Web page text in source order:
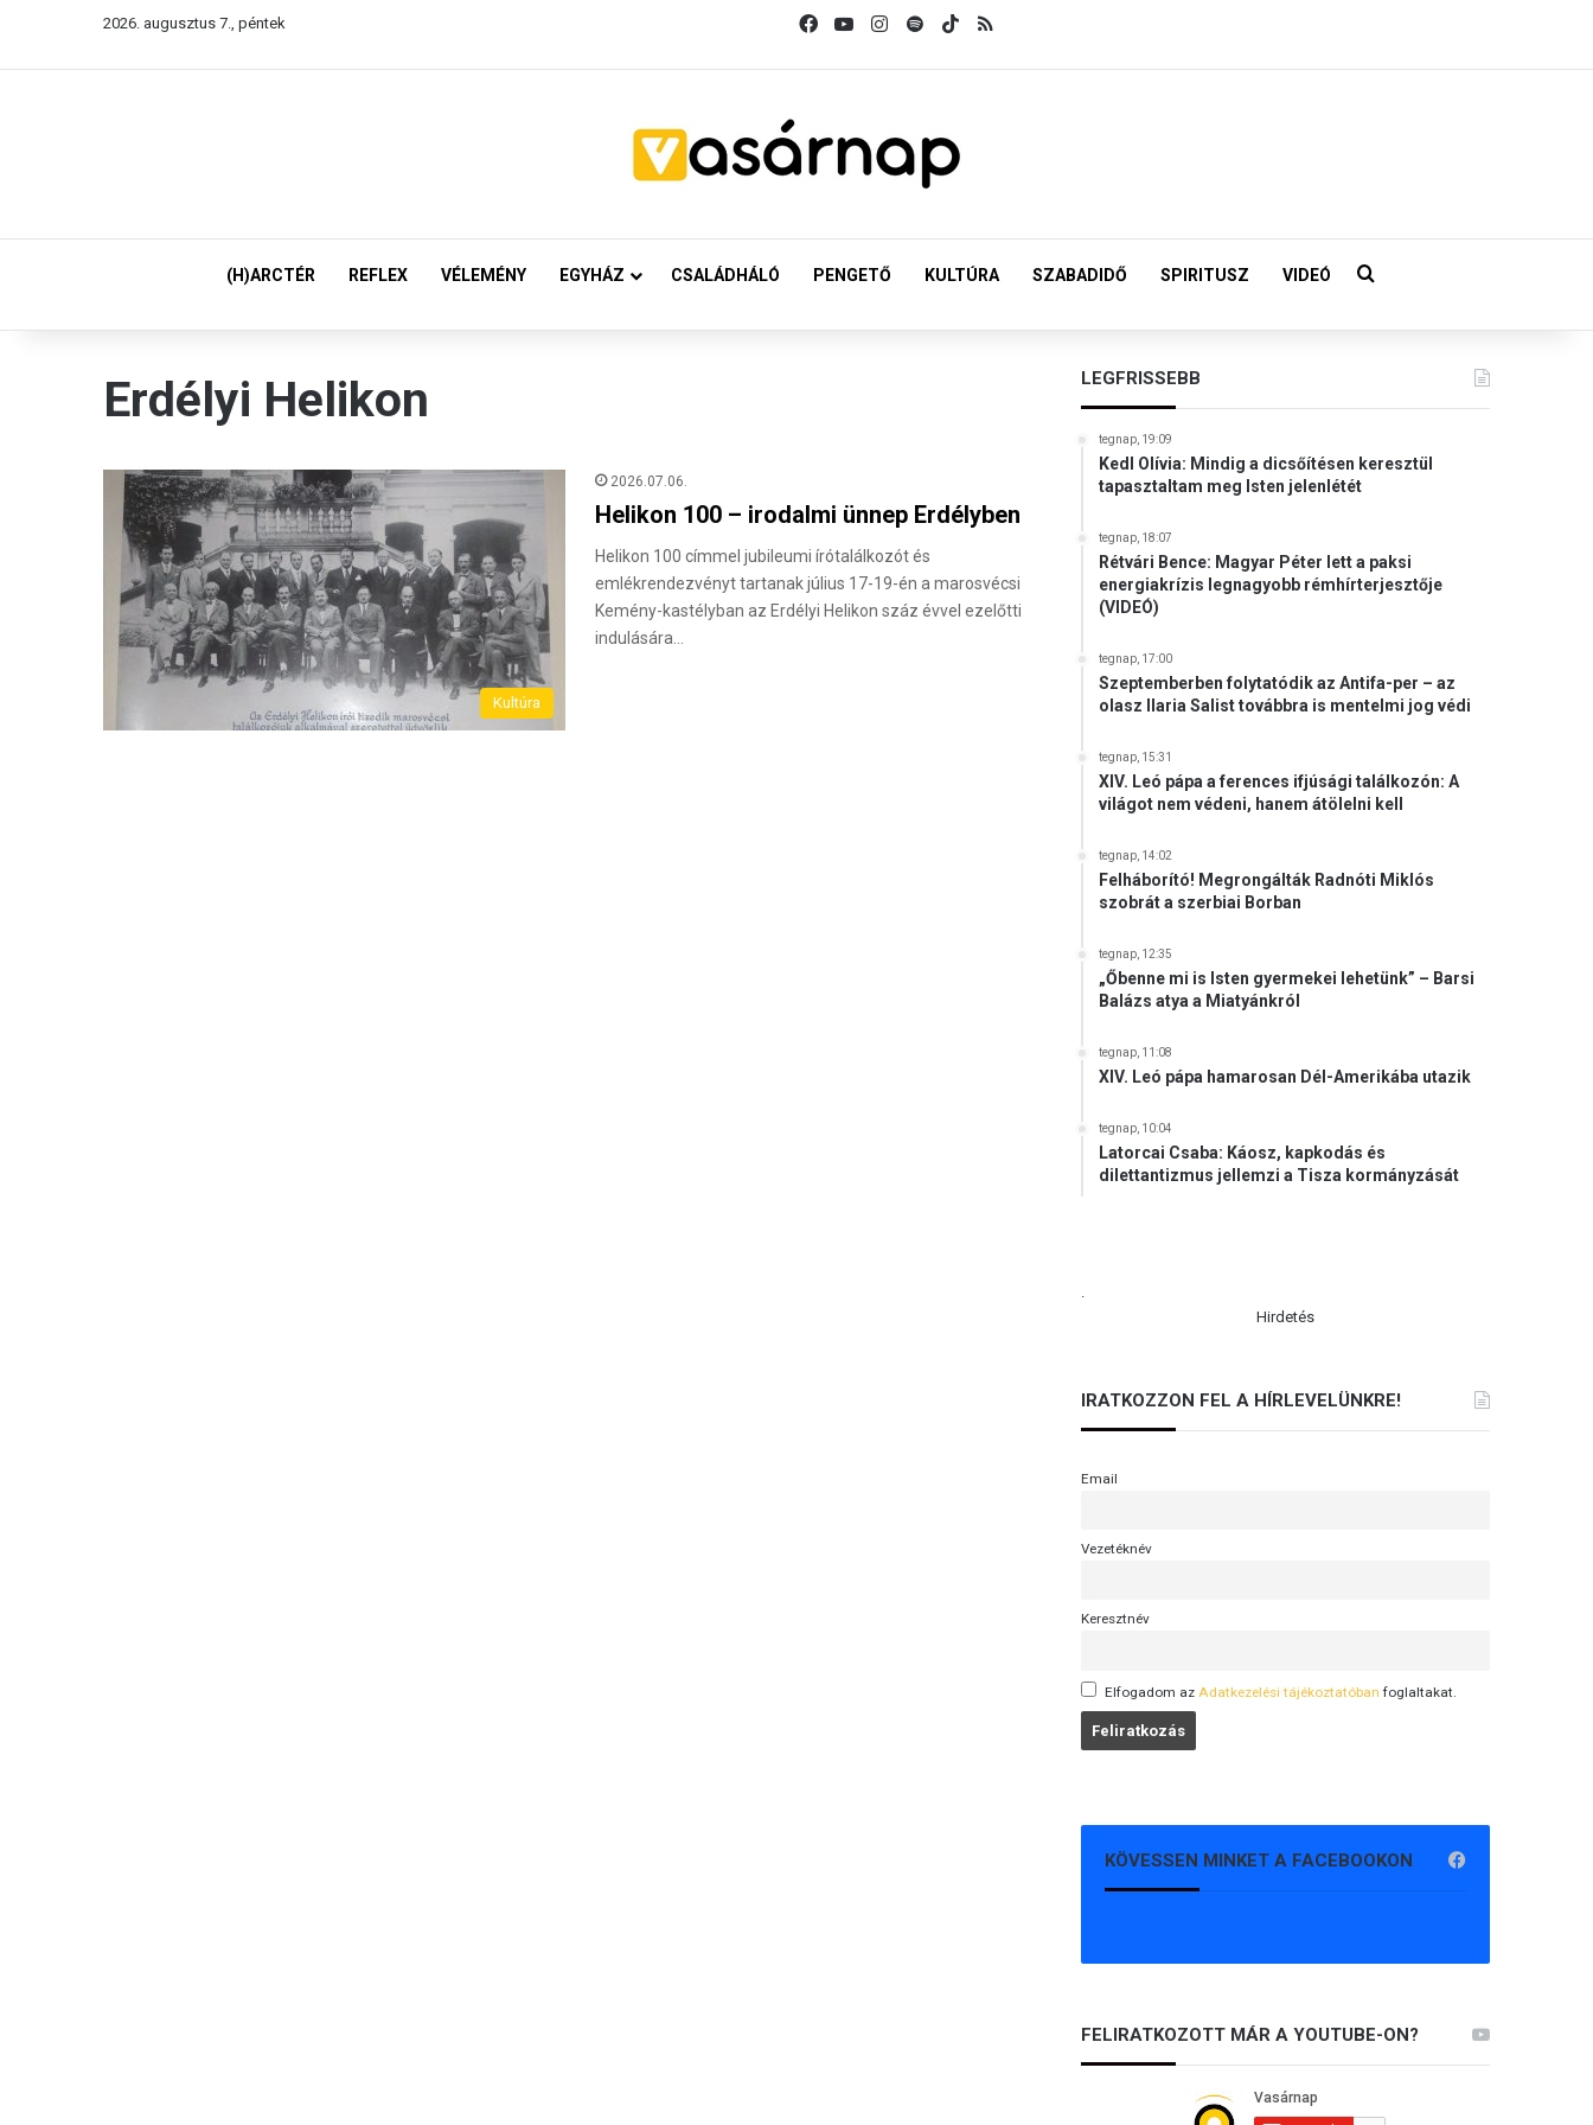
2026. augusztus 7., péntek FacebookYouTubeInstagram
SpotifyTikTok
(H)ARCTÉR REFLEX VÉLEMÉNY EGYHÁZ CSALÁDHÁLÓ PENGETŐ KULTÚRA SZABADIDŐ SPIRITUSZ VIDEÓ Keresés:
Erdélyi Helikon
Kultúra
2026.07.06.
Helikon 100 – irodalmi ünnep Erdélyben
Helikon 100 címmel jubileumi írótalálkozót és
emlékrendezvényt tartanak július 17-19-én a marosvécsi
Kemény-kastélyban az Erdélyi Helikon száz évvel ezelőtti
indulására…
LEGFRISSEBB
tegnap, 19:09
Kedl Olívia: Mindig a dicsőítésen keresztül
tapasztaltam meg Isten jelenlétét
tegnap, 18:07
Rétvári Bence: Magyar Péter lett a paksi
energiakrízis legnagyobb rémhírterjesztője
(VIDEÓ)
tegnap, 17:00
Szeptemberben folytatódik az Antifa-per – az
olasz Ilaria Salist továbbra is mentelmi jog védi
tegnap, 15:31
XIV. Leó pápa a ferences ifjúsági találkozón: A
világot nem védeni, hanem átölelni kell
tegnap, 14:02
Felháborító! Megrongálták Radnóti Miklós
szobrát a szerbiai Borban
tegnap, 12:35
„Őbenne mi is Isten gyermekei lehetünk” – Barsi
Balázs atya a Miatyánkról
tegnap, 11:08
XIV. Leó pápa hamarosan Dél-Amerikába utazik
tegnap, 10:04
Latorcai Csaba: Káosz, kapkodás és
dilettantizmus jellemzi a Tisza kormányzását
.
Hirdetés
IRATKOZZON FEL A HÍRLEVELÜNKRE!
Email
Vezetéknév
Keresztnév
Elfogadom az Adatkezelési tájékoztatóban foglaltakat.
KÖVESSEN MINKET A FACEBOOKON
FELIRATKOZOTT MÁR A YOUTUBE-ON?